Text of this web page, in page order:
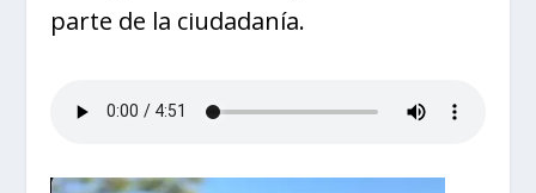
parte de la ciudadanía.